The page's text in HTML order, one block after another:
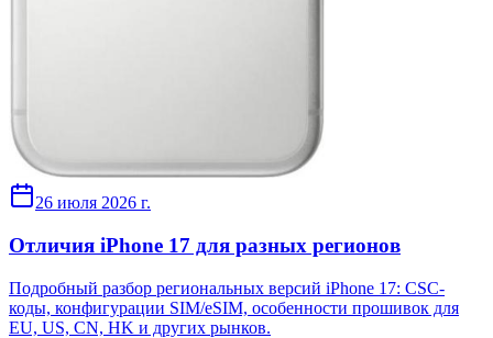
26 июля 2026 г.
Отличия iPhone 17 для разных регионов
Подробный разбор региональных версий iPhone 17: CSC-
коды, конфигурации SIM/eSIM, особенности прошивок для
EU, US, CN, HK и других рынков.